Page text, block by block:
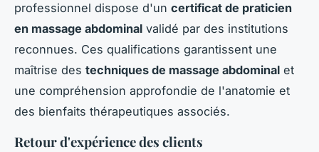
professionnel dispose d'un certificat de praticien
en massage abdominal validé par des institutions
reconnues. Ces qualifications garantissent une
maîtrise des techniques de massage abdominal et
une compréhension approfondie de l'anatomie et
des bienfaits thérapeutiques associés.
Retour d'expérience des clients